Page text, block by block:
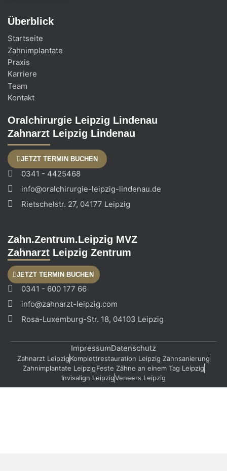
Überblick
Startseite
Zahnimplantate
Praxis
Karriere
Team
Kontakt
Oralchirurgie Leipzig Lindenau
Zahnarzt Leipzig Lindenau
JETZT TERMIN BUCHEN
0341 - 4425468
info@oralchirurgie-leipzig-lindenau.de
Rietschelstr. 27, 04177 Leipzig
Zahn.Zentrum.Leipzig MVZ
Zahnarzt Leipzig Zentrum
JETZT TERMIN BUCHEN
0341 - 600 177 66
info@zahnarzt-leipzig.com
Rosa-Luxemburg-Str. 18, 04103 Leipzig
ImpressumDatenschutz
Zahnarzt LeipzigKomplettrestauration Leipzig Zahnsanierung
Zahnimplantate LeipzigFeste Zähne an einem Tag Leipzig
Invisalign LeipzigVeneers Leipzig